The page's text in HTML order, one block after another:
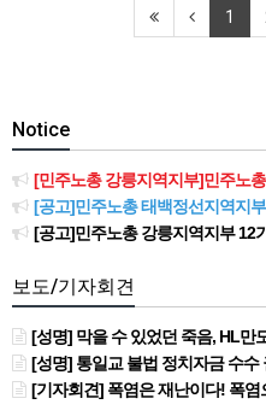
1
Notice
[민주노총 강릉지역지부]민주노총 강릉지
[공고]민주노총 태백정선지역지부
[공고]민주노총 강릉지역지부 12기
보도/기자회견
[성명] 막을 수 있었던 죽음, HL만도가 책임져라 : 청년노동자
[성명] 통일교 불법 정치자금 수수
[기자회견] 폭염은 재난이다! 폭염으로부터 안전한 일터를